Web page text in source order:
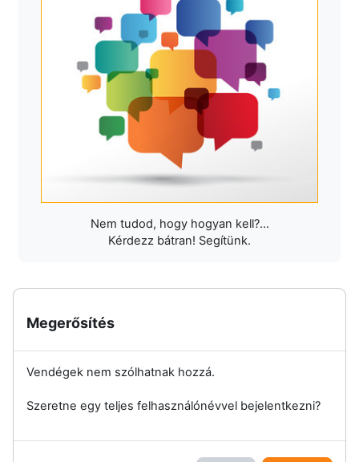
Nem tudod, hogy hogyan kell?...
Kérdezz bátran! Segítünk.
Megerősítés
Vendégek nem szólhatnak hozzá.
Szeretne egy teljes felhasználónévvel bejelentkezni?